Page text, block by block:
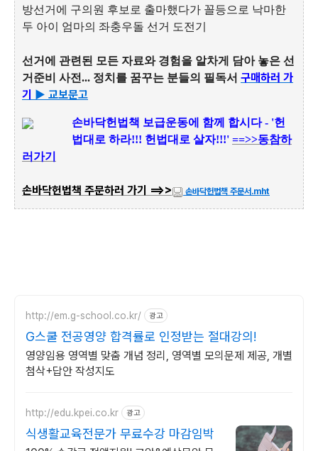
방선거에 구의원 후보로 출마했다가 꼴등으로 낙마한
두 아이 엄마의 좌충우돌 선거 도전기
선거에 관련된 모든 자료와 경험을 알차게 담아 놓은 선
거준비 사전... 정치를 꿈꾸는 분들의 필독서 구매하러 가
기
▶ 교보문고
손바닥헌법책 보급운동에 함께 합시다 - '헌
법대로 하라!!! 헌법대로 살자!!!' ==>>동참하
러가기
손바닥헌법책 주문하러 가기 ==>> 손바닥헌법책 주문서.mht
http://em.g-school.co.kr/ 광고
G스쿨 전공영양 합격률로 인정받는 절대강의!
영양임용 영역별 맞춤 개념 정리, 영역별 모의문제 제공, 개별
첨삭+답안 작성지도
http://edu.kpei.co.kr 광고
식생활교육전문가 무료수강 마감임박